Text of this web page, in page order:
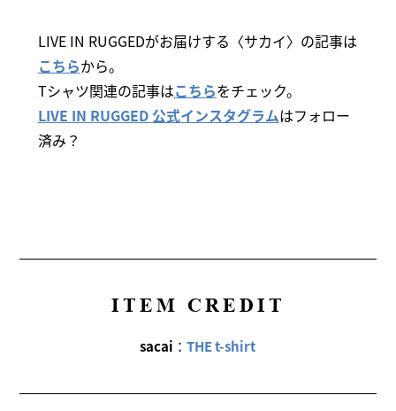
LIVE IN RUGGEDがお届けする〈サカイ〉の記事は
こちらから。
Tシャツ関連の記事はこちらをチェック。
LIVE IN RUGGED 公式インスタグラムはフォロー
済み？
ITEM CREDIT
sacai ：THE t-shirt